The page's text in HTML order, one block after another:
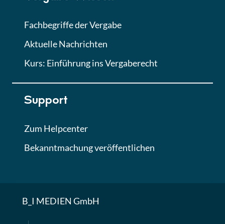
Fachbegriffe der Vergabe
Aktuelle Nachrichten
Kurs: Einführung ins Vergaberecht
Support
Zum Helpcenter
Bekanntmachung veröffentlichen
B_I MEDIEN GmbH